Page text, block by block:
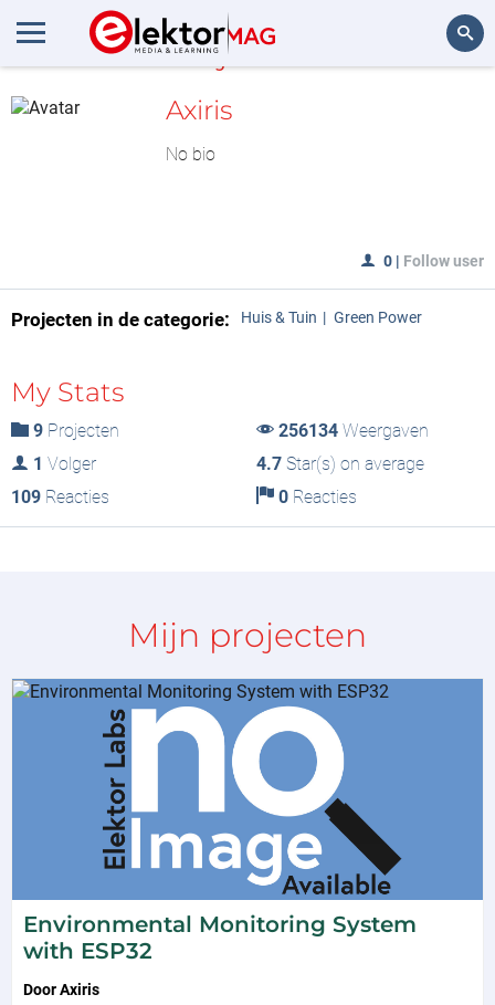
MijnLAB
Axiris
No bio
0 | Follow user
Projecten in de categorie: Huis & Tuin Green Power
My Stats
9 Projecten 256134Weergaven
1 Volger 4.7Star(s) on average
109 Reacties 0Reacties
Mijn projecten
Environmental Monitoring System
with ESP32
DoorAxiris